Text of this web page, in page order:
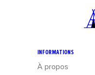
INFORMATIONS
À propos